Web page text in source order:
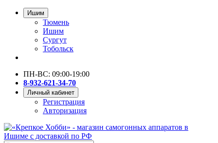
Ишим
Тюмень
Ишим
Сургут
Тобольск
ПН-ВС: 09:00-19:00
8-932-621-34-70
Личный кабинет
Регистрация
Авторизация